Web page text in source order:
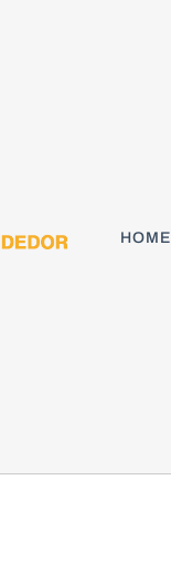
HOME